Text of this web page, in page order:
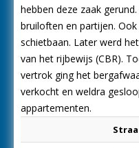
hebben deze zaak
bruiloften en partijen.
schietbaan. Later werd
van het rijbewijs (CBR).
vertrok ging het
verkocht en weldra
appartementen.